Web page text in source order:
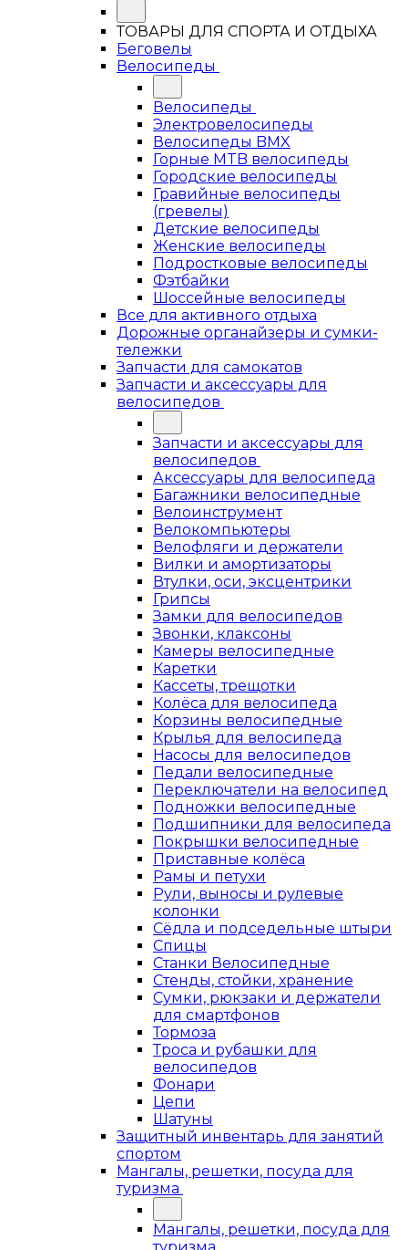
ТОВАРЫ ДЛЯ СПОРТА И ОТДЫХА
Беговелы
Велосипеды
Велосипеды
Электровелосипеды
Велосипеды BMX
Горные MTB велосипеды
Городские велосипеды
Гравийные велосипеды
(гревелы)
Детские велосипеды
Женские велосипеды
Подростковые велосипеды
Фэтбайки
Шоссейные велосипеды
Все для активного отдыха
Дорожные органайзеры и сумки-
тележки
Запчасти для самокатов
Запчасти и аксессуары для
велосипедов
Запчасти и аксессуары для
велосипедов
Аксессуары для велосипеда
Багажники велосипедные
Велоинструмент
Велокомпьютеры
Велофляги и держатели
Вилки и амортизаторы
Втулки, оси, эксцентрики
Грипсы
Замки для велосипедов
Звонки, клаксоны
Камеры велосипедные
Каретки
Кассеты, трещотки
Колёса для велосипеда
Корзины велосипедные
Крылья для велосипеда
Насосы для велосипедов
Педали велосипедные
Переключатели на велосипед
Подножки велосипедные
Подшипники для велосипеда
Покрышки велосипедные
Приставные колёса
Рамы и петухи
Рули, выносы и рулевые
колонки
Сёдла и подседельные штыри
Спицы
Станки Велосипедные
Стенды, стойки, хранение
Сумки, рюкзаки и держатели
для смартфонов
Тормоза
Троса и рубашки для
велосипедов
Фонари
Цепи
Шатуны
Защитный инвентарь для занятий
спортом
Мангалы, решетки, посуда для
туризма
Мангалы, решетки, посуда для